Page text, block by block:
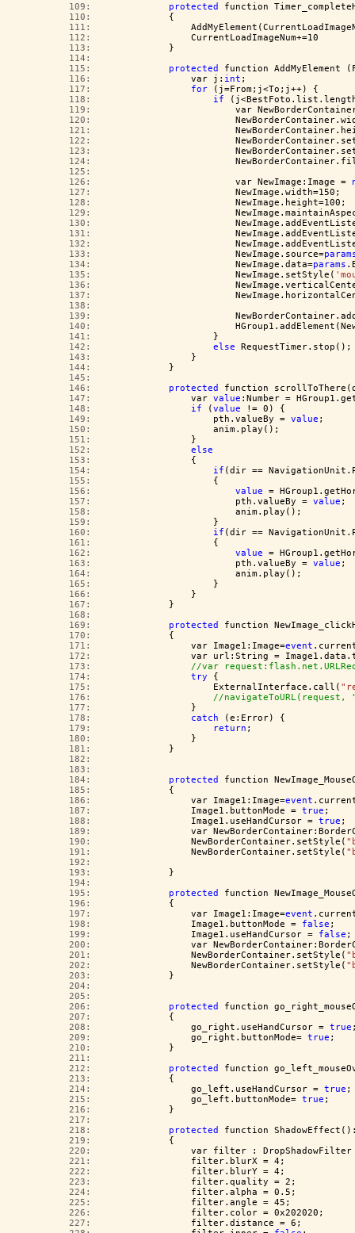
109:
protected
function
110:
            {
111:
112:
                CurrentLoadImageNum+=10
113:
            }
114:
115:
protected
function AddMyElement
116:
                var j:
int ;
117:
for (j=From;j<To;j++) {
118:
if
119:
var
120:
121:
122:
123:
124:
125:
126:
                        var NewImage:Image =
127:
                        NewImage.width=150;
128:
                        NewImage.height=100;
129:
130:
131:
132:
133:
                        NewImage.source=
134:
                        NewImage.data=
params
135:
                        NewImage.setStyle(
136:
137:
138:
139:
140:
141:
                    }
142:
else RequestTimer.stop();
143:
                }
144:
            }
145:
146:
protected
function
147:
                var
value :Number =
148:
if (value != 0) {
149:
                    pth.valueBy =
value ;
150:
                    anim.play();
151:
                }
152:
else
153:
                {
154:
if (dir ==
155:
                    {
156:
value =
157:
                        pth.valueBy =
value ;
158:
                        anim.play();
159:
                    }
160:
if (dir ==
161:
                    {
162:
value =
163:
                        pth.valueBy =
value ;
164:
                        anim.play();
165:
                    }
166:
                }
167:
            }
168:
169:
protected
function
170:
            {
171:
                var Image1:Image=
event
172:
var url:String =
173:
//var
174:
try {
175:
                    ExternalInterface.call(
176:
//navigateToURL(request,
177:
                }
178:
catch (e:Error) {
179:
return ;
180:
                }
181:
            }
182:
183:
184:
protected
function
185:
            {
186:
                var Image1:Image=
event
187:
                Image1.buttonMode =
true ;
188:
                Image1.useHandCursor =
true ;
189:
var
190:
                NewBorderContainer.setStyle(
191:
                NewBorderContainer.setStyle(
192:
193:
            }
194:
195:
protected
function
196:
            {
197:
                var Image1:Image=
event
198:
                Image1.buttonMode =
false ;
199:
                Image1.useHandCursor =
false ;
200:
var
201:
                NewBorderContainer.setStyle(
202:
                NewBorderContainer.setStyle(
203:
            }
204:
205:
206:
protected
function
207:
            {
208:
                go_right.useHandCursor =
true
209:
                go_right.buttonMode=
true ;
210:
            }
211:
212:
protected
function
213:
            {
214:
                go_left.useHandCursor =
true ;
215:
                go_left.buttonMode=
true ;
216:
            }
217:
218:
protected
function
219:
            {
220:
var filter :
221:
                filter.blurX = 4;
222:
                filter.blurY = 4;
223:
                filter.quality = 2;
224:
                filter.alpha = 0.5;
225:
                filter.angle = 45;
226:
                filter.color = 0x202020;
227:
                filter.distance = 6;